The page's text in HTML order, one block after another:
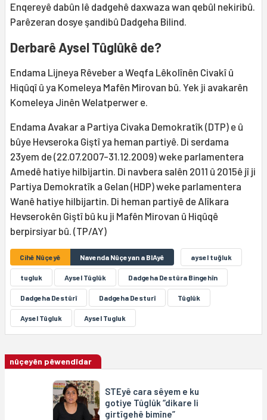
Enqereyê dabûn lê dadgehê daxwaza wan qebûl nekiribû.
Parêzeran dosye şandibû Dadgeha Bilind.
Derbarê Aysel Tûglûkê de?
Endama Lijneya Rêveber a Weqfa Lêkolînên Civakî û
Hiqûqî û ya Komeleya Mafên Mirovan bû. Yek ji avakarên
Komeleya Jinên Welatperwer e.
Endama Avakar a Partiya Civaka Demokratîk (DTP) e û
bûye Hevseroka Giştî ya heman partiyê. Di serdama
23yem de (22.07.2007-31.12.2009) weke parlamentera
Amedê hatiye hilbijartin. Di navbera salên 2011 û 2015ê jî ji
Partiya Demokratîk a Gelan (HDP) weke parlamentera
Wanê hatiye hilbijartin. Di heman partiyê de Alîkara
Hevserokên Giştî bû ku ji Mafên Mirovan û Hiqûqê
berpirsiyar bû. (TP/AY)
Cihê Nûçeyê Navenda Nûçeyan a BIAyê aysel tuğluk
tugluk Aysel Tûglûk Dadgeha Destûra Bingehîn
Dadgeha Destûrî Dadgeha Desturî Tûglûk
Aysel Tûgluk Aysel Tugluk
nûçeyên pêwendîdar
STEyê cara sêyem e ku
gotiye Tûglûk “dikare li
girtîgehê bimîne”